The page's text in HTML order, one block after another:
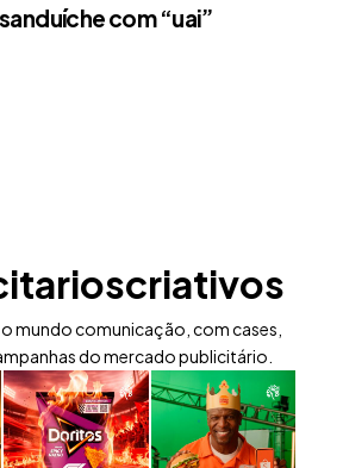
sanduíche com “uai”
mundo comunicação, com cases,
do mercado publicitário.